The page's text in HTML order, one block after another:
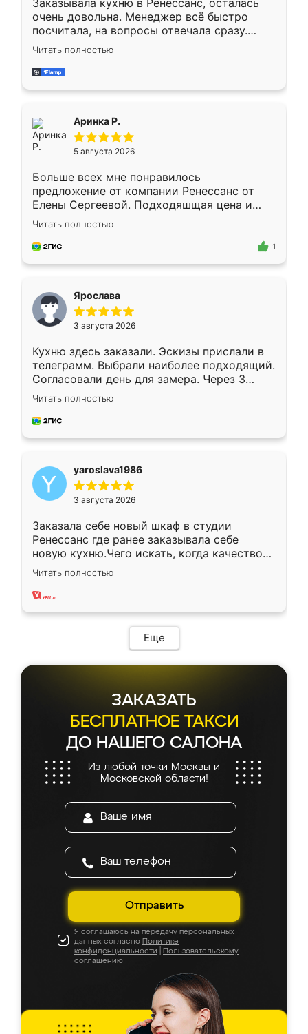
Заказывала кухню в Ренессанс, осталась
очень довольна. Менеджер всё быстро
посчитала, на вопросы отвечала сразу.
Замерщик приехал в субботу, подошёл к
делу со всей ответственностью. Собрали
за день, ребята работали аккуратно, даже
Читать полностью
Аринка Р.
5 августа 2026
Больше всех мне понравилось
предложение от компании Ренессанс от
Елены Сергеевой. Подходяшщая цена и
короткие сроки изготовления. Приехавший
для замера сотрудник Владислав
предложил по моему эскизу самый
Читать полностью
1
Ярослава
3 августа 2026
Кухню здесь заказали. Эскизы прислали в
телеграмм. Выбрали наиболее подходящий.
Согласовали день для замера. Через 3
недели кухня была уже готова. Остались
довольны работой. Спасибо Ренессанс
мебель за качественную работу!
Читать полностью
yaroslava1986
3 августа 2026
Заказала себе новый шкаф в студии
Ренессанс где ранее заказывала себе
новую кухню.Чего искать, когда качеством
вполне довольна. Служит кухня уже почти
два года, нареканий нет.
Читать полностью
Еще
ЗАКАЗАТЬ
БЕСПЛАТНОЕ ТАКСИ
ДО НАШЕГО САЛОНА
Из любой точки Москвы и
Московской области!
Отправить
Я соглашаюсь на передачу персональных
данных согласно Политике
конфиденциальности
Пользовательскому
соглашению